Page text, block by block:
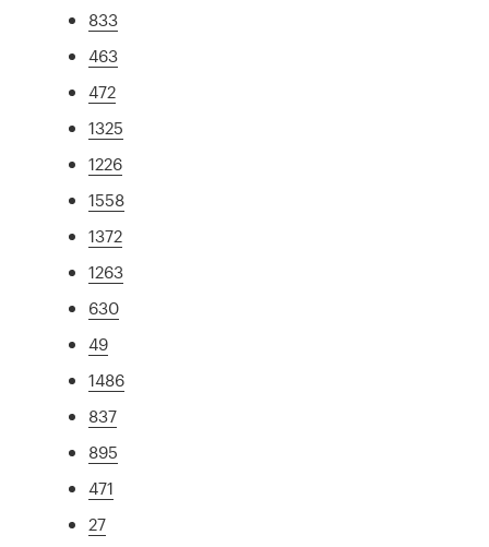
833
463
472
1325
1226
1558
1372
1263
630
49
1486
837
895
471
27